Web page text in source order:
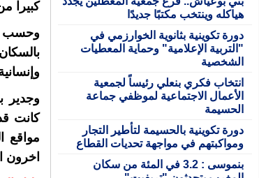
هياكله وينتخب مكتبًا جديدًا
دورة تكوينية بثانوية الخوارزمي في
"التربية الإعلامية" وحماية المعطيات
الشخصية
انتخاب فكري بنعلي رئيساً لجمعية
الأعمال الاجتماعية لموظفي جماعة
الحسيمة
دورة تكوينية بالحسيمة لتأطير التجار
ومواكبتهم في مواجهة تحديات القطاع
بنموسى : 3.2 في المئة من سكان
كبيرا
وحسب
وجدير
كانت
مواقع
اخرون